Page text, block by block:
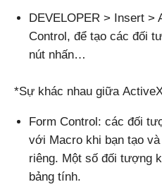
DEVELOPER > Insert >
Control, để tạo các đối
nút nhấn…
*Sự khác nhau giữa
Form Control: các đối
với Macro khi bạn tạo
riêng. Một số đối tượng
bảng tính.